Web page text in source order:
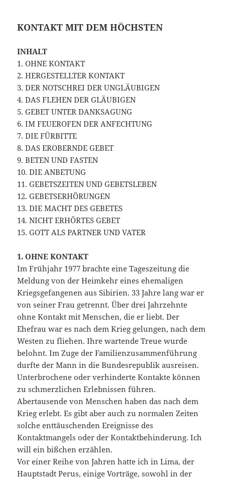
KONTAKT MIT DEM HÖCHSTEN
INHALT
1. OHNE KONTAKT
2. HERGESTELLTER KONTAKT
3. DER NOTSCHREI DER UNGLÄUBIGEN
4. DAS FLEHEN DER GLÄUBIGEN
5. GEBET UNTER DANKSAGUNG
6. IM FEUEROFEN DER ANFECHTUNG
7. DIE FÜRBITTE
8. DAS EROBERNDE GEBET
9. BETEN UND FASTEN
10. DIE ANBETUNG
11. GEBETSZEITEN UND GEBETSLEBEN
12. GEBETSERHÖRUNGEN
13. DIE MACHT DES GEBETES
14. NICHT ERHÖRTES GEBET
15. GOTT ALS PARTNER UND VATER
1. OHNE KONTAKT
Im Frühjahr 1977 brachte eine Tageszeitung die
Meldung von der Heimkehr eines ehemaligen
Kriegsgefangenen aus Sibirien. 33 Jahre lang war er
von seiner Frau getrennt. Über drei Jahrzehnte
ohne Kontakt mit Menschen, die er liebt. Der
Ehefrau war es nach dem Krieg gelungen, nach dem
Westen zu fliehen. Ihre wartende Treue wurde
belohnt. Im Zuge der Familienzusammenführung
durfte der Mann in die Bundesrepublik ausreisen.
Unterbrochene oder verhinderte Kontakte können
zu schmerzlichen Erlebnissen führen.
Abertausende von Menschen haben das nach dem
Krieg erlebt. Es gibt aber auch zu normalen Zeiten
solche enttäuschenden Ereignisse des
Kontaktmangels oder der Kontaktbehinderung. Ich
will ein bißchen erzählen.
Vor einer Reihe von Jahren hatte ich in Lima, der
Hauptstadt Perus, einige Vorträge, sowohl in der